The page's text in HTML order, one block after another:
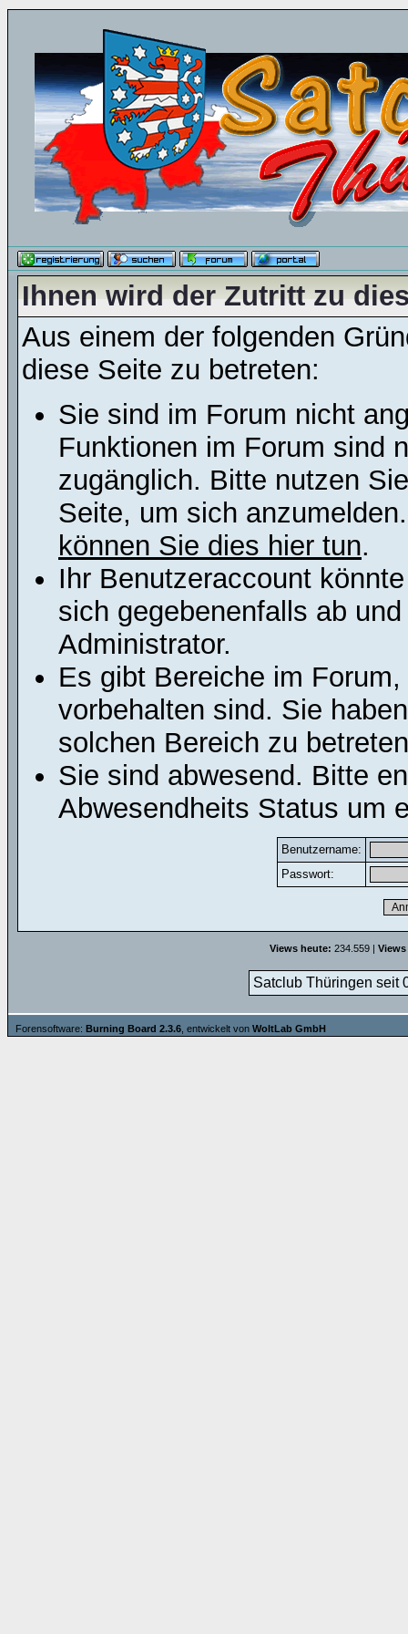
Ihnen wird der Zutritt zu
Aus einem der folgenden
diese Seite zu betreten:
Sie sind im Forum nicht
Funktionen im Forum sind
zugänglich. Bitte nutzen
Seite, um sich
können Sie dies hier tun.
Ihr Benutzeraccount
sich gegebenenfalls ab
Administrator.
Es gibt Bereiche im
vorbehalten sind. Sie
solchen Bereich zu
Sie sind abwesend. Bitte
Abwesendheits Status um
Benutzername:
Passwort:
Views heute: 234.559 |
Satclub Thüringen seit
Forensoftware: Burning Board 2.3.6 , entwickelt von WoltLab GmbH